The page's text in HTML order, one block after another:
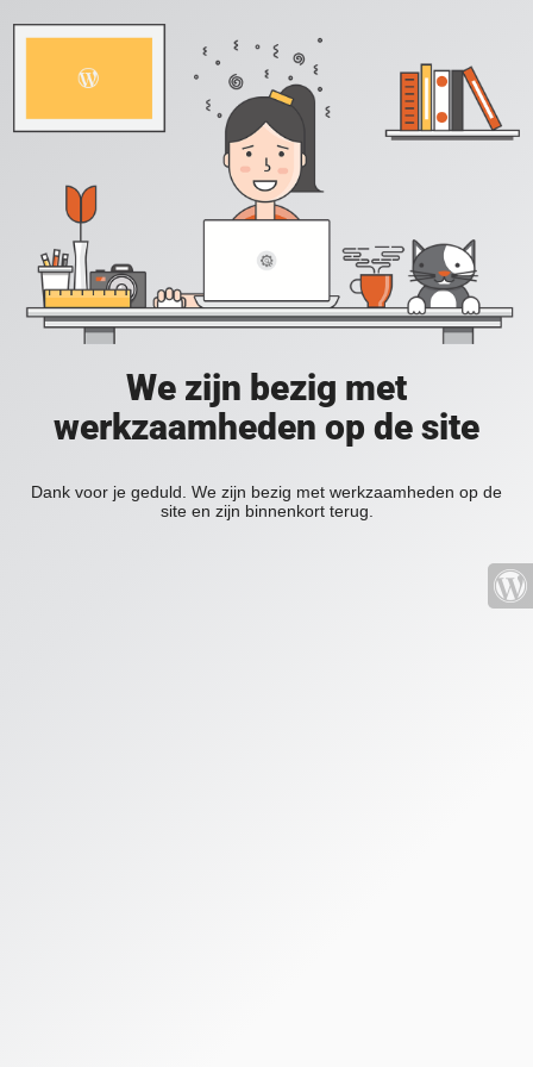
We zijn bezig met
werkzaamheden op de site
Dank voor je geduld. We zijn bezig met werkzaamheden op de
site en zijn binnenkort terug.